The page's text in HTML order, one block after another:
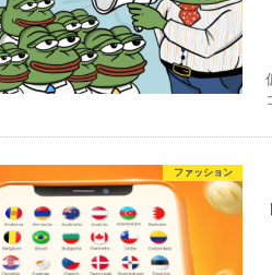
ファッション